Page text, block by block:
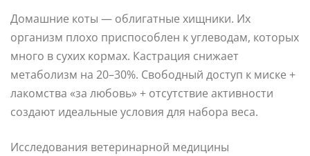
Домашние коты — облигатные хищники. Их
организм плохо приспособлен к углеводам, которых
много в сухих кормах. Кастрация снижает
метаболизм на 20–30%. Свободный доступ к миске +
лакомства «за любовь» + отсутствие активности
создают идеальные условия для набора веса.
Исследования ветеринарной медицины